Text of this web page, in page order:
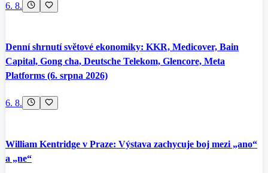
6. 8.
Denní shrnutí světové ekonomiky: KKR, Medicover, Bain
Capital, Gong cha, Deutsche Telekom, Glencore, Meta
Platforms (6. srpna 2026)
6. 8.
William Kentridge v Praze: Výstava zachycuje boj mezi „ano“
a „ne“